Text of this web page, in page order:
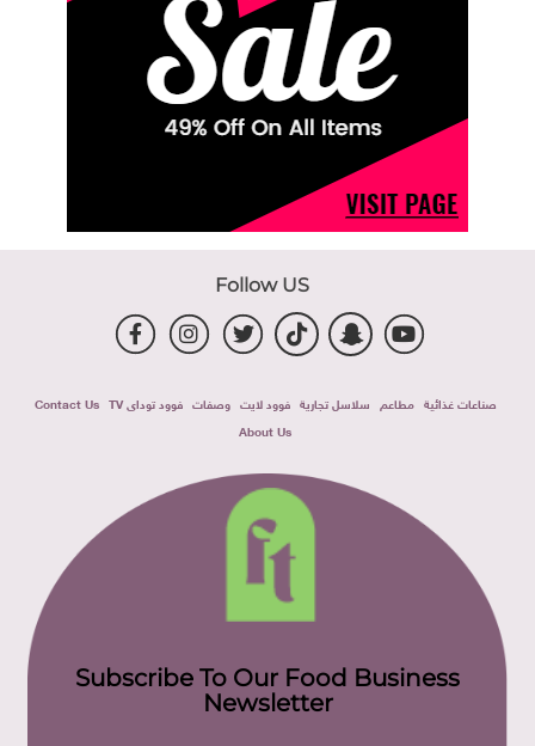
Follow US
صناعات غذائية مطاعم سلاسل تجارية فوود لايت وصفات فوود توداى TV
Contact Us
About Us
Subscribe To Our Food Business
Newsletter